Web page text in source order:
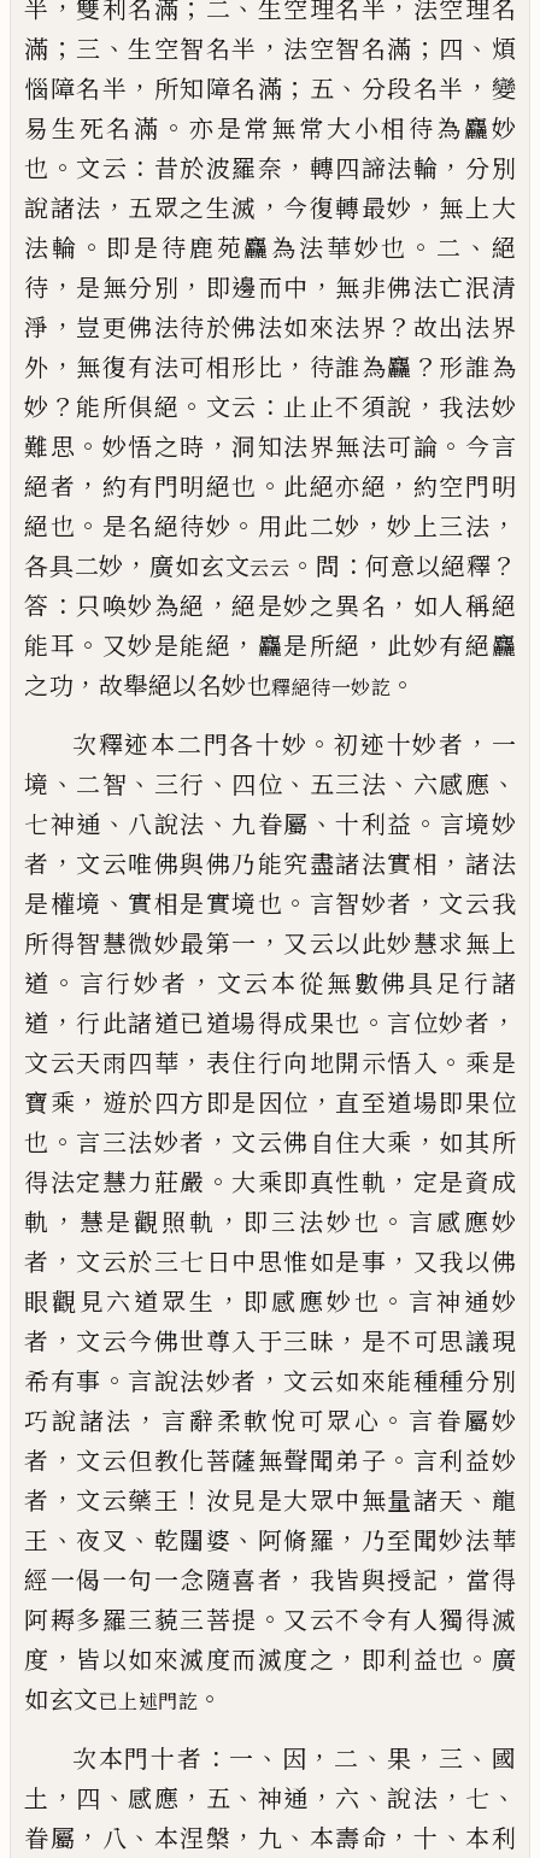
半 ， 雙利名滿 ； 二 、 生空理名半 ， 法空理名
滿 ； 三 、生空智名半 ， 法空智名滿 ； 四 、 煩
惱障名半 ， 所知障名滿 ； 五 、 分段名半 ， 變
易生死名滿 。 亦是常無常大小相待為麤妙
也 。 文云 ： 昔於波羅奈 ， 轉四諦法輪 ， 分別
說諸法 ， 五眾之生滅 ， 今復轉最妙 ， 無上大
法輪 。 即是待鹿苑麤為法華妙也 。 二 、 絕
待 ， 是無分別 ， 即邊而中 ， 無非佛法亡泯清
淨 ， 豈更佛法待於佛法如來法界 ？ 故出法界
外 ， 無復有法可相形比 ， 待誰為麤 ？ 形誰為
妙 ？ 能所俱絕 。 文云 ： 止止不須說 ， 我法妙
難思 。 妙悟之時 ， 洞知法界無法可論 。 今言
絕者 ， 約有門明絕也 。 此絕亦絕 ， 約空門明
絕也 。 是名絕待妙 。 用此二妙 ，妙上三法 ，
各具二妙 ， 廣如玄文云云 。 問 ：何意以絕釋 ？
答 ： 只喚妙為絕 ，絕是妙之異名 ， 如人稱絕
能耳 。 又妙是能絕 ， 麤是所絕 ， 此妙有絕麤
之功 ， 故舉絕以名妙也釋絕待一妙訖 。
次釋迹本二門各十妙 。初迹十妙者 ， 一
境 、 二智 、 三行 、 四位 、 五三法 、 六感應 、
七神通 、 八說法 、 九眷屬 、十利益 。 言境妙
者 ， 文云唯佛與佛乃能究盡諸法實相 ， 諸法
是權境 、 實相是實境也 。 言智妙者 ， 文云我
所得智慧微妙最第一 ， 又云以此妙慧求無上
道 。 言行妙者 ， 文云本從無數佛具足行諸
道 ，行此諸道已道場得成果也 。 言位妙者 ，
文云天雨四華 ， 表住行向地開示悟入 。 乘是
寶乘 ， 遊於四方即是因位 ， 直至道場即果位
也 。 言三法妙者 ， 文云佛自住大乘 ， 如其所
得法定慧力莊嚴 。 大乘即真性軌 ， 定是資成
軌 ， 慧是觀照軌 ， 即三法妙也 。 言感應妙
者 ， 文云於三七日中思惟如是事 ， 又我以佛
眼觀見六道眾生 ， 即感應妙也 。 言神通妙
者 ， 文云今佛世尊入于三昧 ， 是不可思議現
希有事 。 言說法妙者 ， 文云如來能種種分別
巧說諸法 ， 言辭柔軟悅可眾心 。 言眷屬妙
者 ， 文云但教化菩薩無聲聞弟子 。 言利益妙
者 ， 文云藥王 ！ 汝見是大眾中無量諸天 、 龍
王 、 夜叉 、 乾闥婆 、 阿脩羅 ， 乃至聞妙法華
經一偈一句一念隨喜者 ， 我皆與授記 ， 當得
阿耨多羅三藐三菩提 。 又云不令有人獨得滅
度 ， 皆以如來滅度而滅度之 ， 即利益也 。 廣
如玄文已 上述門訖 。
次本門十者 ： 一 、 因 ， 二 、 果 ， 三 、 國
土 ， 四 、 感應 ， 五 、 神通 ， 六 、說法 ， 七 、
眷屬 ， 八 、 本涅槃 ， 九 、 本壽命 ， 十 、本利